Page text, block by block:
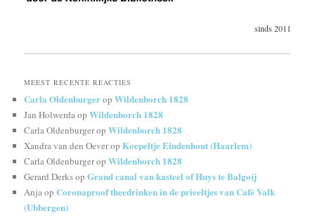
sinds 2011
MEEST RECENTE REACTIES
Carla OldenburgeropWildenborch 1828
Jan HolwerdaopWildenborch 1828
Carla OldenburgeropWildenborch 1828
Xandra van den OeveropKoepeltje Eindenhout (Haarlem)
Carla OldenburgeropWildenborch 1828
Gerard DerksopGrand canal van kasteel of Huys te Balgoij
AnjaopCoronaproof theedrinken in de prieeltjes van Café Valk
(Ubbergen)